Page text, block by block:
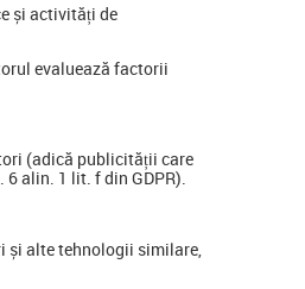
și activități de
evaluează factorii
(adică publicității care
alin. 1 lit. f din GDPR).
și alte tehnologii similare,